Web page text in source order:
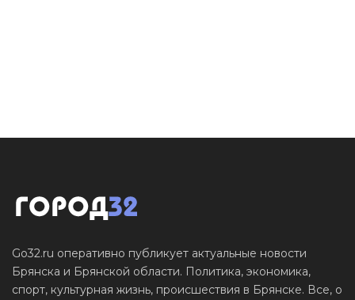
Go32.ru оперативно публикует актуальные новости
Брянска и Брянской области. Политика, экономика,
спорт, культурная жизнь, происшествия в Брянске. Все, о